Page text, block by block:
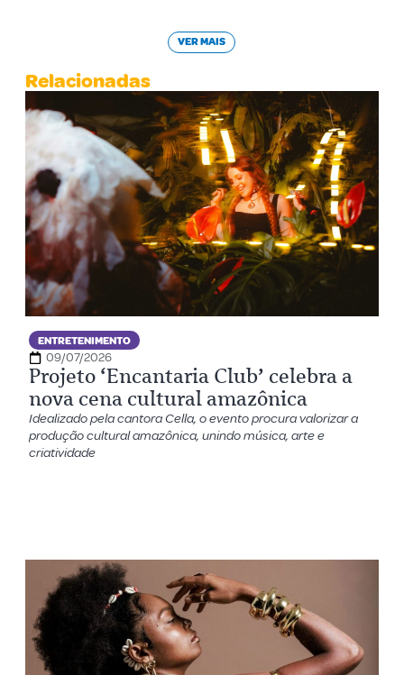
VER MAIS
Relacionadas
ENTRETENIMENTO
09/07/2026
Projeto ‘Encantaria Club’ celebra a
nova cena cultural amazônica
Idealizado pela cantora Cella, o evento procura valorizar a
produção cultural amazônica, unindo música, arte e
criatividade